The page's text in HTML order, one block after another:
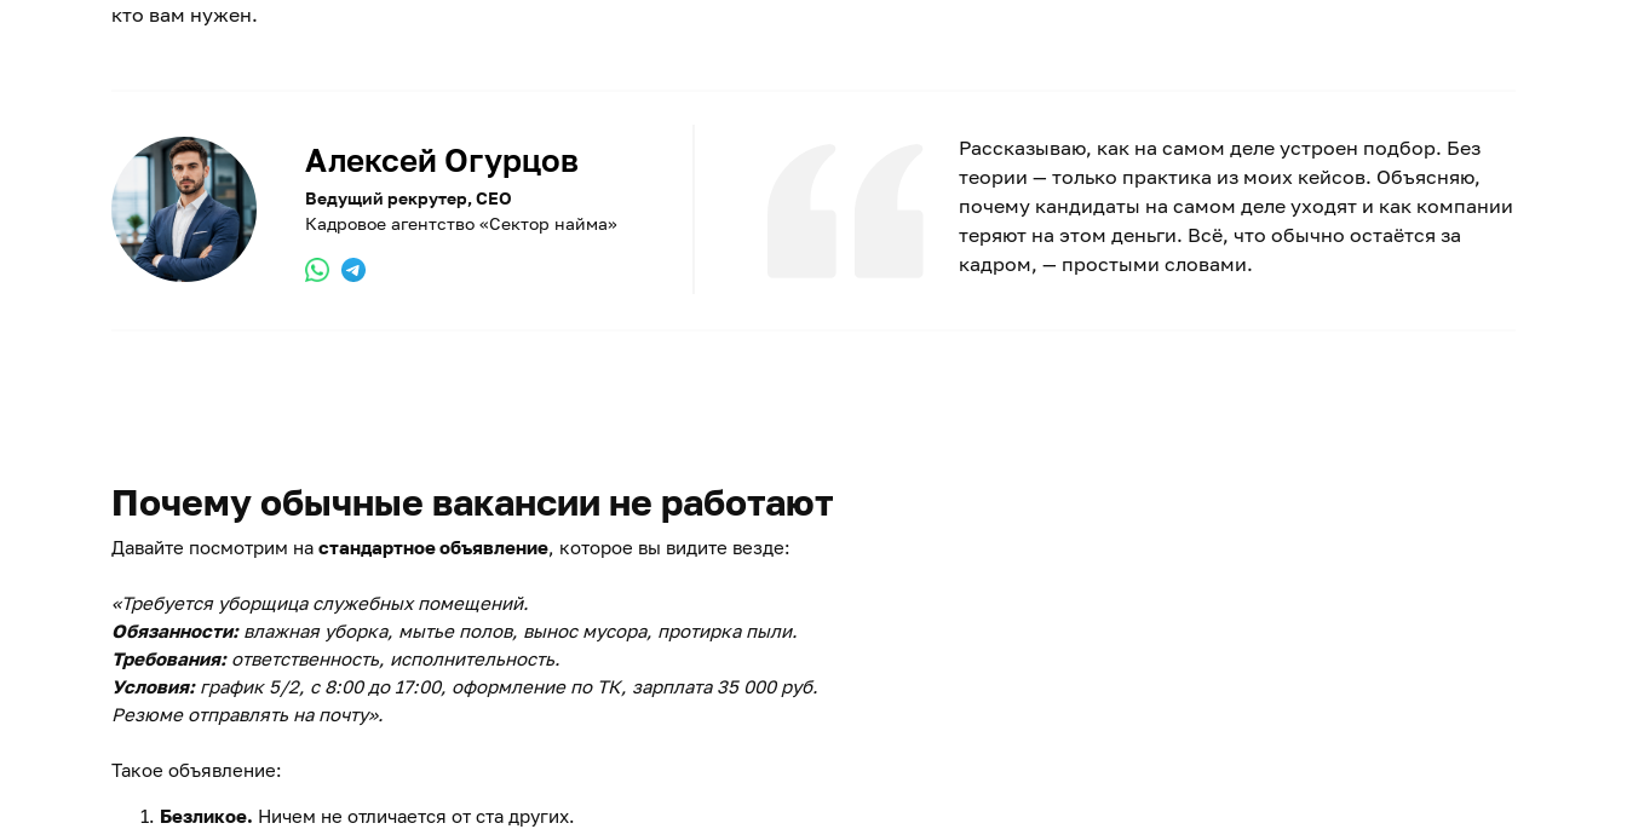
кто вам нужен.
Рассказываю, как на самом деле устроен подбор. Без
теории — только практика из моих кейсов. Объясняю,
почему кандидаты на самом деле уходят и как компании
теряют на этом деньги. Всё, что обычно остаётся за
кадром, — простыми словами.
Алексей Огурцов
Ведущий рекрутер, CEO
Кадровое агентство «Сектор найма»
Почему обычные вакансии не работают
Давайте посмотрим на стандартное объявление, которое вы видите везде:
«Требуется уборщица служебных помещений.
Обязанности:влажная уборка, мытье полов, вынос мусора, протирка пыли.
Требования:ответственность, исполнительность.
Условия:график 5/2, с 8:00 до 17:00, оформление по ТК, зарплата 35 000 руб.
Резюме отправлять на почту».
Такое объявление:
Безликое. Ничем не отличается от ста других.